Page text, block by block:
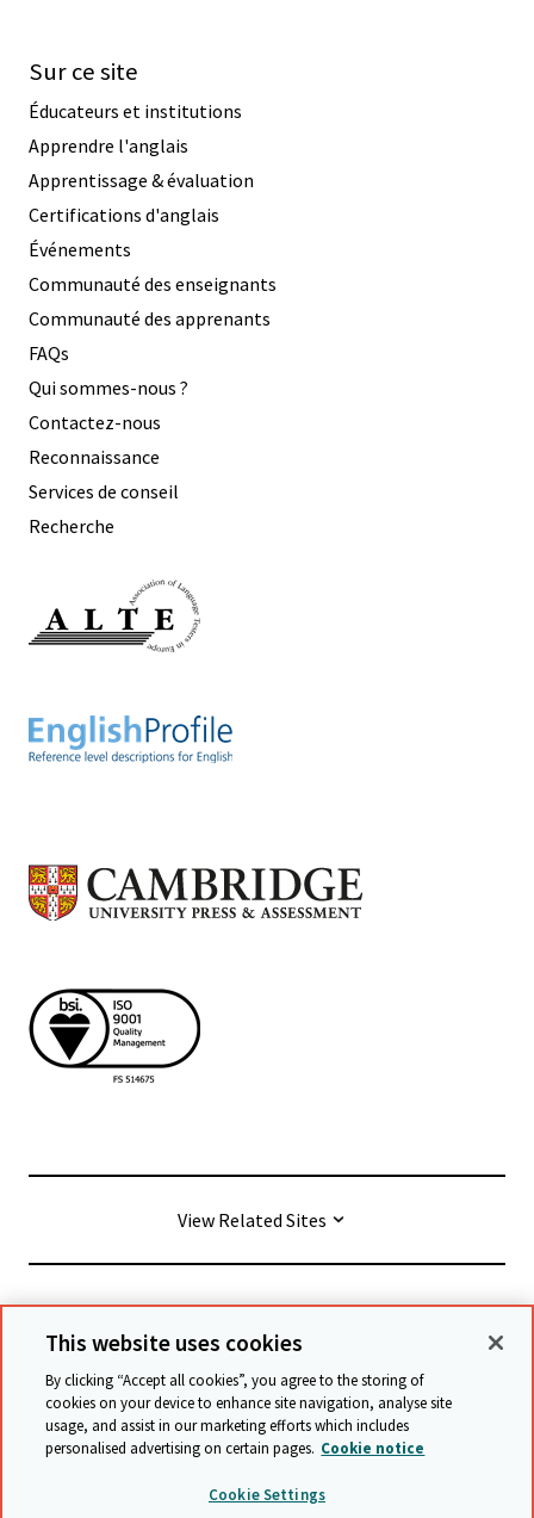
Sur ce site
Éducateurs et institutions
Apprendre l'anglais
Apprentissage & évaluation
Certifications d'anglais
Événements
Communauté des enseignants
Communauté des apprenants
FAQs
Qui sommes-nous ?
Contactez-nous
Reconnaissance
Services de conseil
Recherche
View Related Sites
© Cambridge University Press & Assessment
Conditions générales
Protection des données
Déclaration d'accessibilité
Déclaration sur l'esclavage moderne
This website uses cookies
By clicking “Accept all cookies”, you agree to the storing of
cookies on your device to enhance site navigation, analyse site
usage, and assist in our marketing efforts which includes
personalised advertising on certain pages. Cookie notice
Cookie Settings